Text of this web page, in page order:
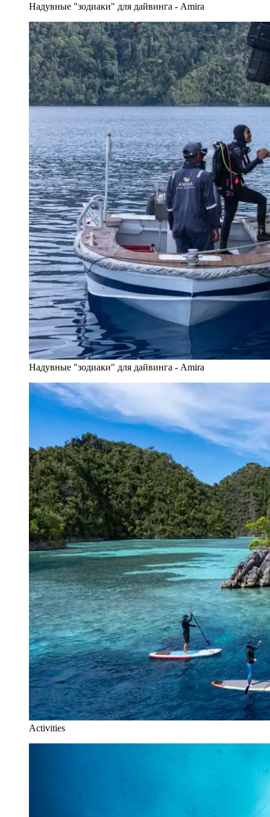
Надувные "зодиаки" для дайвинга - Amira
Надувные "зодиаки" для дайвинга - Amira
Activities